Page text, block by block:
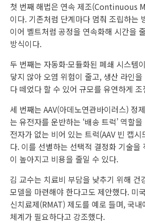
첫 번째 해법은 연속 제조(Continuous
이다. 기존처럼 단계마다 멈춰 조립하는
이어 벨트처럼 공정을 연속화해 시간을
방식이다.
두 번째는 자동화·모듈화된 폐쇄 시스템
닿지 않아 오염 위험이 줄고, 생산 라인을
다 떼었다 할 수 있어 규모를 유연하게
세 번째는 AAV(아데노연관바이러스) 정
는 유전자를 운반하는 ‘배송 트럭’ 역할
전자가 없는 비어 있는 트럭(AAV 빈 캡
다. 이를 선별하는 선택적 결정화 기술을
이 높아지고 비용을 줄일 수 있다.
김 교수는 치료비 부담을 낮추기 위해 건
모델을 마련해야 한다고도 제안했다. 미
신치료제(RMAT) 제도를 예로 들며, 국내
체계가 필요하다고 강조했다.